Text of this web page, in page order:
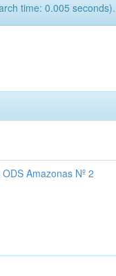
time: 0.005 seconds).
Amazonas Nº 2